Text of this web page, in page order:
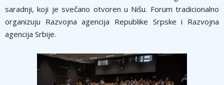
saradnji, koji je svečano otvoren u Nišu. Forum tradicionalno
organizuju Razvojna agencija Republike Srpske i Razvojna
agencija Srbije.